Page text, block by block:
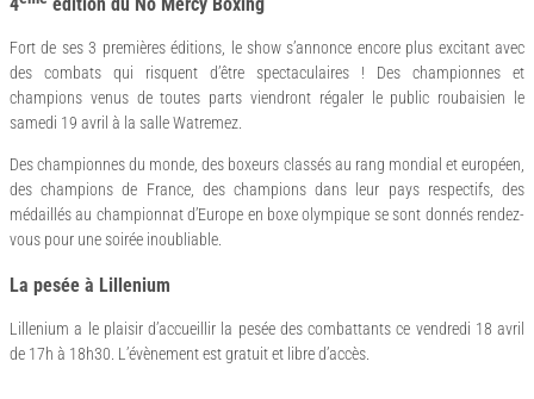
Fort de ses 3 premières éditions, le show s’annonce encore plus excitant avec
des combats qui risquent d’être spectaculaires ! Des championnes et
champions venus de toutes parts viendront régaler le public roubaisien le
samedi 19 avril à la salle Watremez.
Des championnes du monde, des boxeurs classés au rang mondial et européen,
des champions de France, des champions dans leur pays respectifs, des
médaillés au championnat d’Europe en boxe olympique se sont donnés rendez-
vous pour une soirée inoubliable.
La pesée à Lillenium
Lillenium a le plaisir d’accueillir la pesée des combattants ce vendredi 18 avril
de 17h à 18h30. L’évènement est gratuit et libre d’accès.